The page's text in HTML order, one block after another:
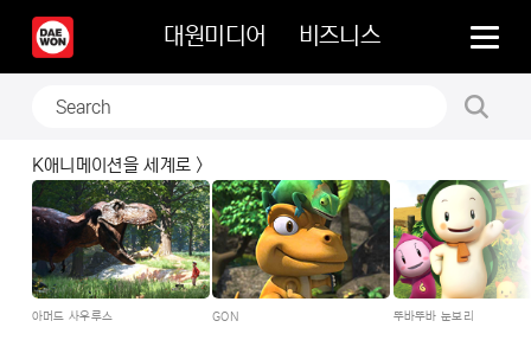
대원미디어 비즈니스
K애니메이션을 세계로 >
아머드 사우루스 GON 뚜바뚜바 눈보리